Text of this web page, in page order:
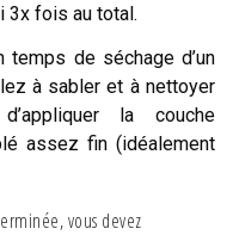
3x fois au total.
temps de séchage d’un
à sabler et à nettoyer
la couche
assez fin (idéalement
vous devez